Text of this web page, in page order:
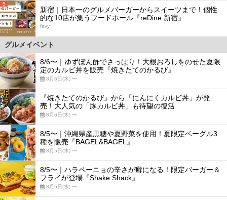
5
新宿｜日本一のグルメバーガーからスイーツまで！個性
的な10店が集うフードホール『reDine 新宿』
favy
グルメイベント
8/6〜｜ゆずぽん酢でさっぱり！大根おろしをのせた夏限
定のカルビ丼を販売『焼きたてのかるび』
8月6日(木) 〜
『焼きたてのかるび』から「にんにくカルビ丼」が発
売！大人気の「豚カルビ丼」も待望の復活
8月6日(木) 〜
8/5〜｜沖縄県産黒糖や夏野菜を使用！夏限定ベーグル3
種を販売『BAGEL&BAGEL』
8月5日(水) 〜
8/5〜｜ハラペーニョの辛さが癖になる！限定バーガー＆
フライが登場『Shake Shack』
8月5日(水) 〜